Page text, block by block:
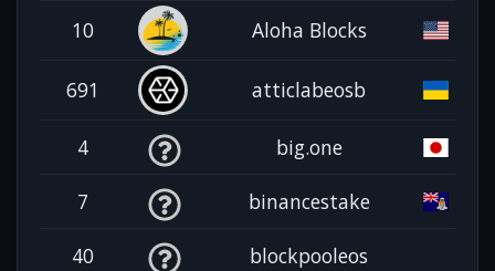
10
Aloha Blocks
691 atticlabeosb
4 big.one
7 binancestake
40 blockpooleos